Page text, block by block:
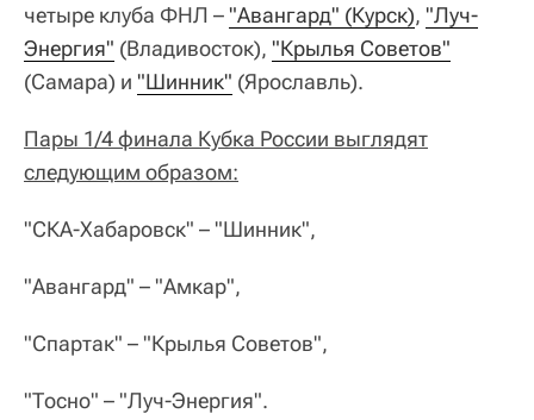
четыре клуба ФНЛ –"Авангард" (Курск), "Луч-
Энергия" (Владивосток), "Крылья Советов"
(Самара) и "Шинник" (Ярославль).
Пары 1/4 финала Кубка России выглядят
следующим образом:
"СКА-Хабаровск" – "Шинник",
"Авангард" – "Амкар",
"Спартак" – "Крылья Советов",
"Тосно" – "Луч-Энергия".